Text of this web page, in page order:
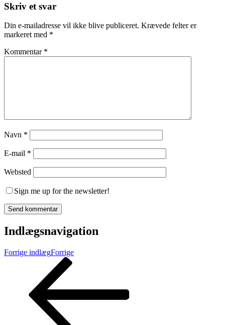
Skriv et svar
Din e-mailadresse vil ikke blive publiceret. Krævede felter er
markeret med *
Kommentar *
Navn *
E-mail *
Websted
Sign me up for the newsletter!
Indlægsnavigation
Forrige indlægForrige